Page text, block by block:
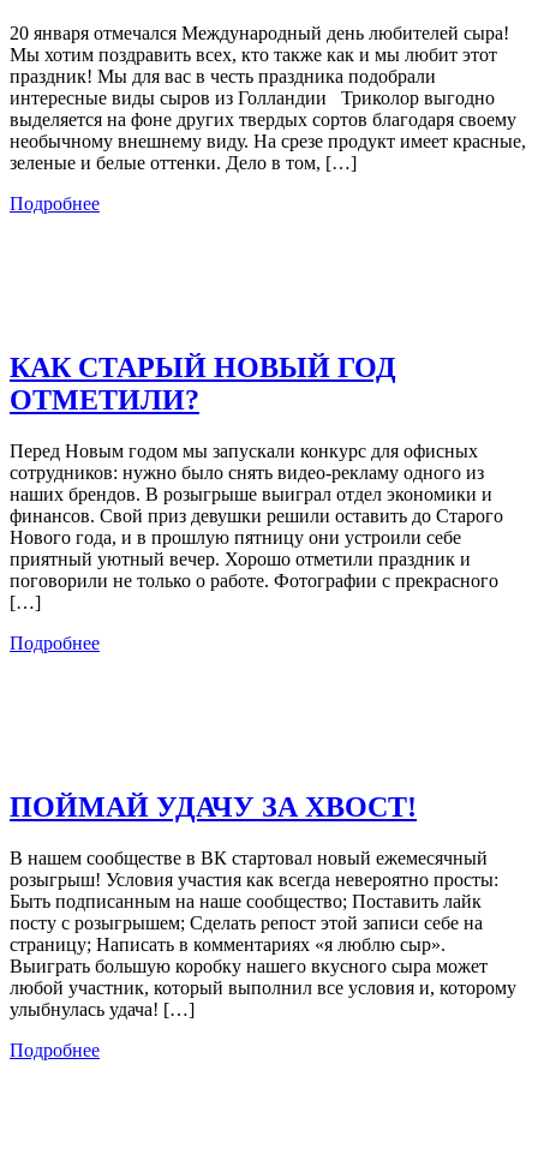
20 января отмечался Международный день любителей сыра!
Мы хотим поздравить всех, кто также как и мы любит этот
праздник! Мы для вас в честь праздника подобрали
интересные виды сыров из Голландии Триколор выгодно
выделяется на фоне других твердых сортов благодаря своему
необычному внешнему виду. На срезе продукт имеет красные,
зеленые и белые оттенки. Дело в том, […]
Подробнее
КАК СТАРЫЙ НОВЫЙ ГОД
ОТМЕТИЛИ?
Перед Новым годом мы запускали конкурс для офисных
сотрудников: нужно было снять видео-рекламу одного из
наших брендов. В розыгрыше выиграл отдел экономики и
финансов. Свой приз девушки решили оставить до Старого
Нового года, и в прошлую пятницу они устроили себе
приятный уютный вечер. Хорошо отметили праздник и
поговорили не только о работе. Фотографии с прекрасного
[…]
Подробнее
ПОЙМАЙ УДАЧУ ЗА ХВОСТ!
В нашем сообществе в ВК стартовал новый ежемесячный
розыгрыш! Условия участия как всегда невероятно просты:
Быть подписанным на наше сообщество; Поставить лайк
посту с розыгрышем; Сделать репост этой записи себе на
страницу; Написать в комментариях «я люблю сыр».
Выиграть большую коробку нашего вкусного сыра может
любой участник, который выполнил все условия и, которому
улыбнулась удача! […]
Подробнее